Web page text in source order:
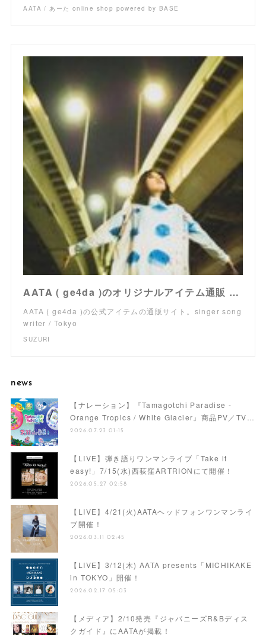
AATA / あーた online shop powered by BASE
AATA ( ge4da )のオリジナルアイテム通販 ∞ SUZURI（スズリ）
AATA ( ge4da )の公式アイテムの通販サイト。singer song
writer / Tokyo
SUZURI
news
【ナレーション】『Tamagotchi Paradise -
Orange Tropics / White Glacier』商品PV／TV…
2026.07.23 01:15
【LIVE】弾き語りワンマンライブ「Take it
easy!」7/15(水)西荻窪ARTRIONにて開催！
2026.05.27 02:58
【LIVE】4/21(火)AATAヘッドフォンワンマンライ
ブ開催！
2026.03.11 02:45
【LIVE】3/12(木) AATA presents「MICHIKAKE
in TOKYO」開催！
2026.02.17 05:03
【メディア】2/10発売『ジャパニーズR&Bディス
クガイド』にAATAが掲載！